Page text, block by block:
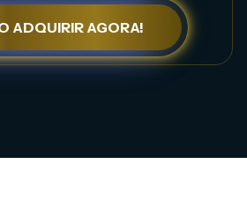
ADQUIRIR AGORA!